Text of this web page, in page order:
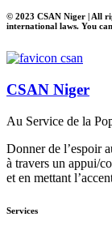
© 2023 CSAN Niger | All
international laws. You
CSAN Niger
Au Service de la
Donner de l’espoir
à travers un appui/
et en mettant
Services